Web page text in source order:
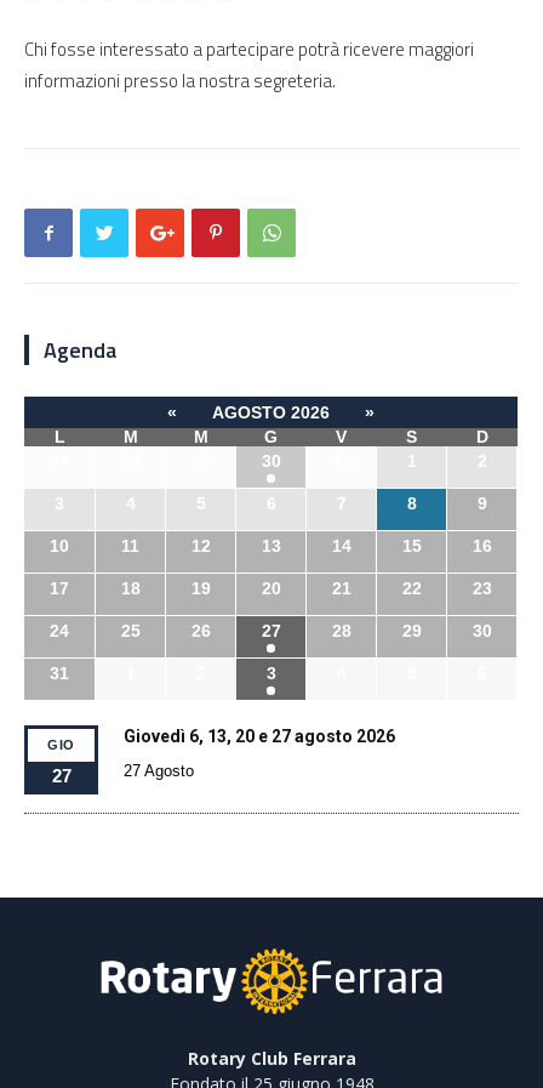
Chi fosse interessato a partecipare potrà ricevere maggiori
informazioni presso la nostra segreteria.
Agenda
« AGOSTO 2026
»
L
M M G V S
D
30 1 2
3 4 5 6 7 8 9
10 11 12 13 14 15 16
17 18 19 20 21 22 23
24 25 26 27 28 29 30
31 3
GIO
27
Giovedì 6, 13, 20 e 27 agosto 2026
27 Agosto
Rotary Club Ferrara